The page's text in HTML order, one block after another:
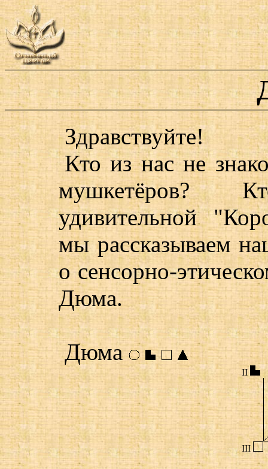
Здравствуйте!
Кто из нас не
мушкетёров?
удивительной
мы рассказываем
о сенсорно-
Дюма.
Дюма
II
III